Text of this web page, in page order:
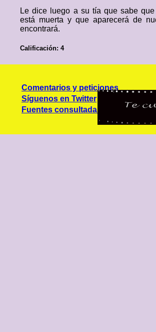
Le dice luego a su tía que sabe
está muerta y que aparecerá de
encontrará.
Calificación: 4
Comentarios y peticiones
Síguenos en Twitter
Fuentes consultadas